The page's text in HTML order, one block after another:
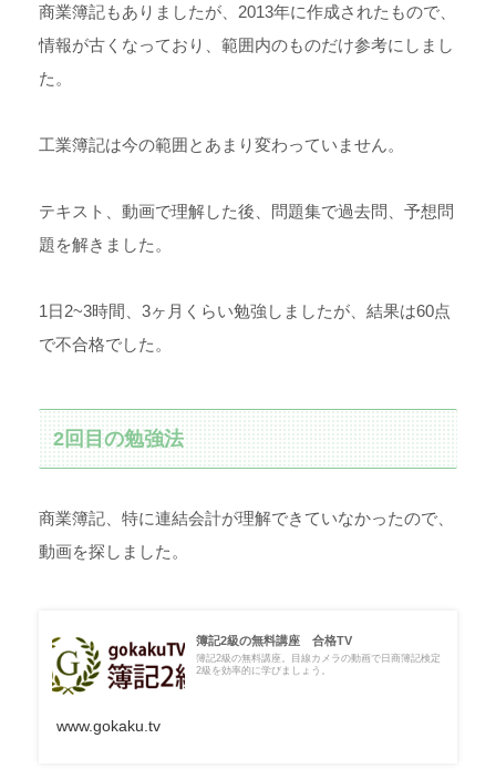
商業簿記もありましたが、2013年に作成されたもので、
情報が古くなっており、範囲内のものだけ参考にしまし
た。
工業簿記は今の範囲とあまり変わっていません。
テキスト、動画で理解した後、問題集で過去問、予想問
題を解きました。
1日2~3時間、3ヶ月くらい勉強しましたが、結果は60点
で不合格でした。
2回目の勉強法
商業簿記、特に連結会計が理解できていなかったので、
動画を探しました。
簿記2級の無料講座 合格TV
簿記2級の無料講座。目線カメラの動画で日商簿記検定
2級を効率的に学びましょう。
www.gokaku.tv